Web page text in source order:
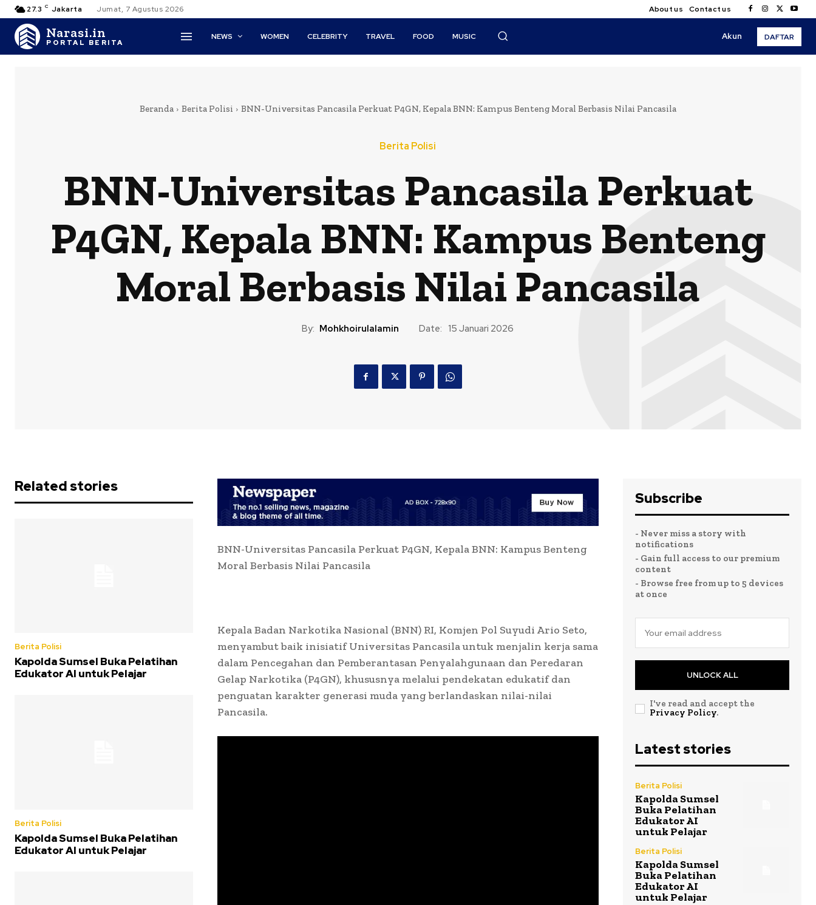
27.3 C Jakarta Jumat, 7 Agustus 2026 About us Contact us
Narasi.in
PORTAL BERITA
NEWS WOMEN CELEBRITY TRAVEL FOOD MUSIC Akun DAFTAR
Beranda Berita Polisi BNN-Universitas Pancasila Perkuat P4GN, Kepala BNN: Kampus Benteng Moral Berbasis Nilai Pancasila
Berita Polisi
BNN-Universitas Pancasila Perkuat
P4GN, Kepala BNN: Kampus Benteng
Moral Berbasis Nilai Pancasila
By: Mohkhoirulalamin Date: 15 Januari 2026
Related stories
Berita Polisi
Kapolda Sumsel Buka Pelatihan
Edukator AI untuk Pelajar
Berita Polisi
Kapolda Sumsel Buka Pelatihan
Edukator AI untuk Pelajar
BNN-Universitas Pancasila Perkuat P4GN, Kepala BNN: Kampus Benteng
Moral Berbasis Nilai Pancasila
Kepala Badan Narkotika Nasional (BNN) RI, Komjen Pol Suyudi Ario Seto,
menyambut baik inisiatif Universitas Pancasila untuk menjalin kerja sama
dalam Pencegahan dan Pemberantasan Penyalahgunaan dan Peredaran
Gelap Narkotika (P4GN), khususnya melalui pendekatan edukatif dan
penguatan karakter generasi muda yang berlandaskan nilai-nilai
Pancasila.
Subscribe
- Never miss a story with
notifications
- Gain full access to our premium
content
- Browse free from up to 5 devices
at once
UNLOCK ALL
I've read and accept the
Privacy Policy.
Latest stories
Berita Polisi
Kapolda Sumsel
Buka Pelatihan
Edukator AI
untuk Pelajar
Berita Polisi
Kapolda Sumsel
Buka Pelatihan
Edukator AI
untuk Pelajar